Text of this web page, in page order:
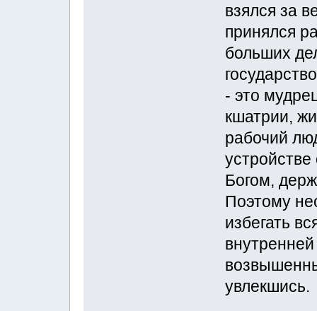
взялся за
принялся
больших
- это
кшатрии,
рабочий
Богом,
Поэтому
избегать
увлекшись.